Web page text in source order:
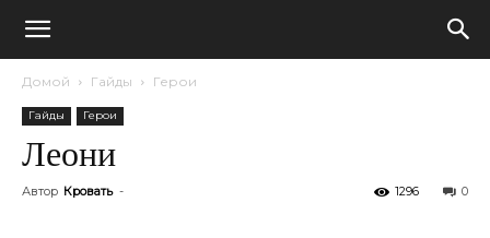
Домой Гайды Герои
Гайды Герои
Леони
Автор Кровать - 0
1296